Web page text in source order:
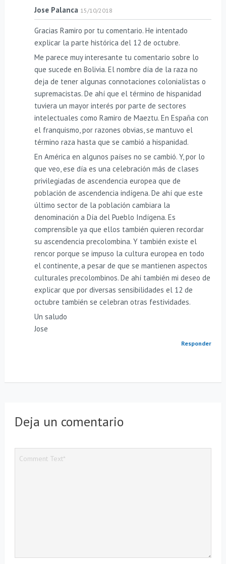
Jose Palanca 15/10/2018
Gracias Ramiro por tu comentario. He intentado
explicar la parte histórica del 12 de octubre.
Me parece muy interesante tu comentario sobre lo
que sucede en Bolivia. El nombre día de la raza no
deja de tener algunas connotaciones colonialistas o
supremacistas. De ahí que el término de hispanidad
tuviera un mayor interés por parte de sectores
intelectuales como Ramiro de Maeztu. En España con
el franquismo, por razones obvias, se mantuvo el
término raza hasta que se cambió a hispanidad.
En América en algunos países no se cambió. Y, por lo
que veo, ese día es una celebración más de clases
privilegiadas de ascendencia europea que de
población de ascendencia indígena. De ahí que este
último sector de la población cambiara la
denominación a Día del Pueblo Indígena. Es
comprensible ya que ellos también quieren recordar
su ascendencia precolombina. Y también existe el
rencor porque se impuso la cultura europea en todo
el continente, a pesar de que se mantienen aspectos
culturales precolombinos. De ahí también mi deseo de
explicar que por diversas sensibilidades el 12 de
octubre también se celebran otras festividades.
Un saludo
Jose
Responder
Deja un comentario